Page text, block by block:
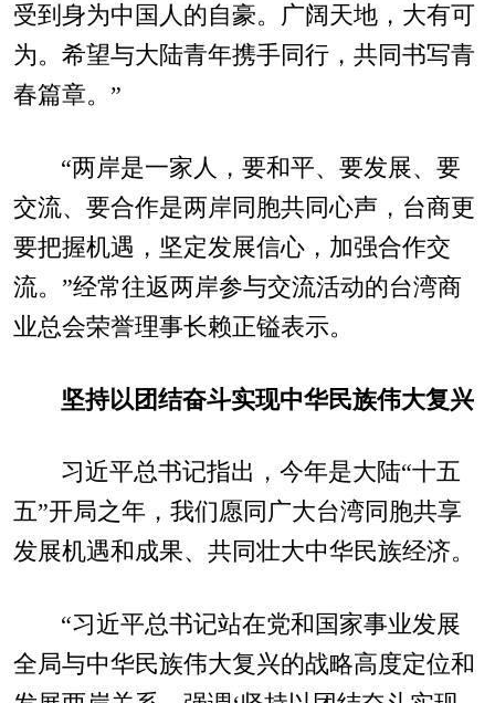
受到身为中国人的自豪。广阔天地，大有可
为。希望与大陆青年携手同行，共同书写青
春篇章。”
“两岸是一家人，要和平、要发展、要
交流、要合作是两岸同胞共同心声，台商更
要把握机遇，坚定发展信心，加强合作交
流。”经常往返两岸参与交流活动的台湾商
业总会荣誉理事长赖正镒表示。
坚持以团结奋斗实现中华民族伟大复兴
习近平总书记指出，今年是大陆“十五
五”开局之年，我们愿同广大台湾同胞共享
发展机遇和成果、共同壮大中华民族经济。
“习近平总书记站在党和国家事业发展
全局与中华民族伟大复兴的战略高度定位和